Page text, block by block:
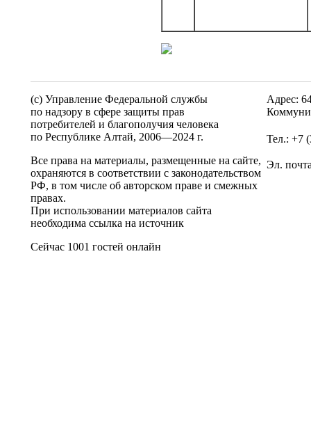
(c) Управление Федеральной службы
по надзору в сфере защиты прав
потребителей и благополучия человека
по Республике Алтай, 2006—2024 г.
Все права на материалы, размещенные на сайте,
охраняются в соответствии с законодательством
РФ, в том числе об авторском праве и смежных
правах.
При использовании материалов сайта
необходима ссылка на источник
Сейчас 1001 гостей онлайн
Адрес:
Тел.: +7
Эл.